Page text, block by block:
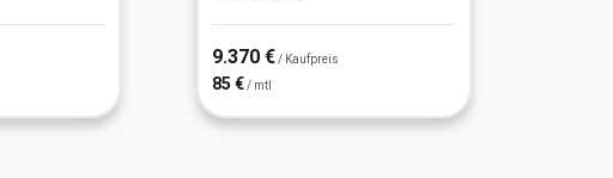
9.370 € / Kaufpreis
85 € / mtl